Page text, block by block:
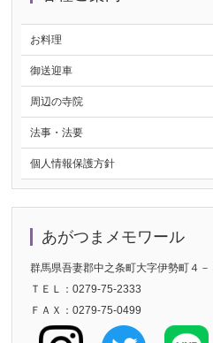
お料理
御送迎車
周辺の寺院
法事・法要
個人情報保護方針
あがつまメモワール
群馬県吾妻郡中之条町大字伊勢町４－
ＴＥＬ：0279-75-2333
ＦＡＸ：0279-75-0499